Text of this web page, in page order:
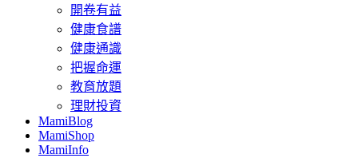
開卷有益
健康食譜
健康通識
把握命運
教育放題
理財投資
MamiBlog
MamiShop
MamiInfo